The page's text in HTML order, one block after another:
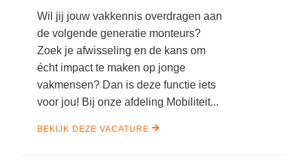
Wil jij jouw vakkennis overdragen aan
de volgende generatie monteurs?
Zoek je afwisseling en de kans om
écht impact te maken op jonge
vakmensen? Dan is deze functie iets
voor jou! Bij onze afdeling Mobiliteit...
BEKIJK DEZE VACATURE